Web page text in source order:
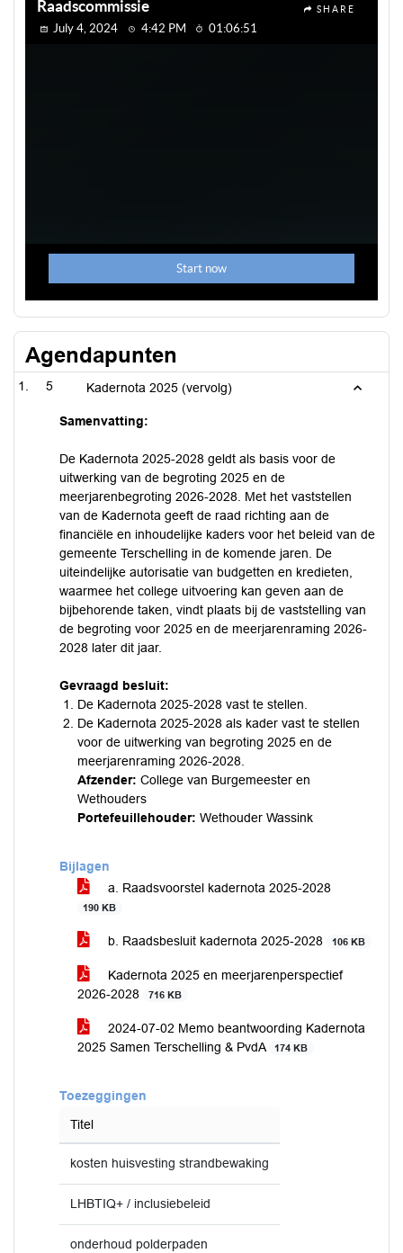
Agendapunten
5 Kadernota 2025 (vervolg)
Samenvatting:
De Kadernota 2025-2028 geldt als basis voor de
uitwerking van de begroting 2025 en de
meerjarenbegroting 2026-2028. Met het vaststellen
van de Kadernota geeft de raad richting aan de
financiële en inhoudelijke kaders voor het beleid van de
gemeente Terschelling in de komende jaren. De
uiteindelijke autorisatie van budgetten en kredieten,
waarmee het college uitvoering kan geven aan de
bijbehorende taken, vindt plaats bij de vaststelling van
de begroting voor 2025 en de meerjarenraming 2026-
2028 later dit jaar.
Gevraagd besluit:
De Kadernota 2025-2028 vast te stellen.
De Kadernota 2025-2028 als kader vast te stellen
voor de uitwerking van begroting 2025 en de
meerjarenraming 2026-2028.
Afzender: College van Burgemeester en
Wethouders
Portefeuillehouder: Wethouder Wassink
Bijlagen
a. Raadsvoorstel kadernota 2025-2028
190 KB
b. Raadsbesluit kadernota 2025-2028 106 KB
Kadernota 2025 en meerjarenperspectief
2026-2028
716 KB
2024-07-02 Memo beantwoording Kadernota
2025 Samen Terschelling & PvdA
174 KB
Toezeggingen
Titel
kosten huisvesting strandbewaking
LHBTIQ+ / inclusiebeleid
onderhoud polderpaden